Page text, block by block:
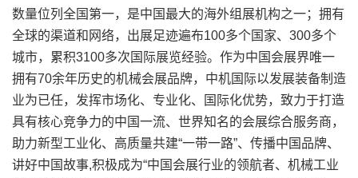
数量位列全国第一，是中国最大的海外组展机构之一；拥有
全球的渠道和网络，出展足迹遍布100多个国家、300多个
城市，累积3100多次国际展览经验。作为中国会展界唯一
拥有70余年历史的机械会展品牌，中机国际以发展装备制造
业为已任，发挥市场化、专业化、国际化优势，致力于打造
具有核心竞争力的中国一流、世界知名的会展综合服务商，
助力新型工业化、高质量共建“一带一路”、传播中国品牌、
讲好中国故事,积极成为“中国会展行业的领航者、机械工业